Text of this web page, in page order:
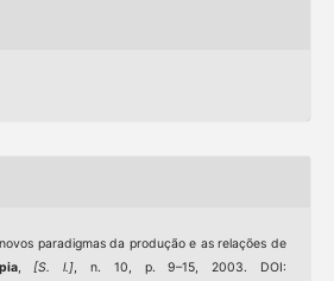
paradigmas da produção e as relações de
, [S. l.] , n. 10, p. 9–15, 2003. DOI: